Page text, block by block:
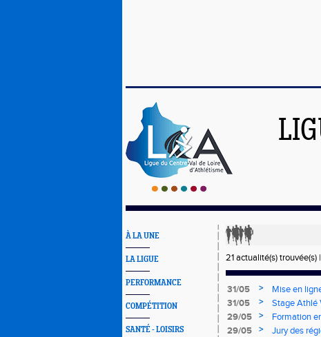
À LA UNE
LA LIGUE
PERFORMANCE
COMPÉTITION
SANTÉ - LOISIRS
21 actualité(s) trouvée(s)
31/05 >
Mise en
31/05
>
Stage Athlé
29/05
>
Formation
29/05
>
Jury des